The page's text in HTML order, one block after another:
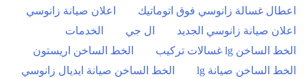
اعطال غسالة زانوسي فوق اتوماتيك
اعلان صيانة زانوسي
اعلان صيانة زانوسي الجديد
ال جي
الخدمات
الخط الساخن lg غسالات تركيب
الخط الساخن اريستون
الخط الساخن صيانة lg
الخط الساخن صيانة ايديال زانوسي